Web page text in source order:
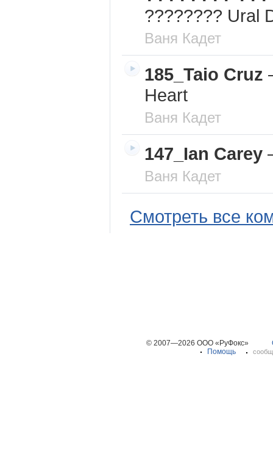
???????? Ural
Ваня Кадет
185_Taio Cruz
Heart
Ваня Кадет
147_Ian Carey
Ваня Кадет
Смотреть все
© 2007—2026 ООО «РуФокс»
Помощь